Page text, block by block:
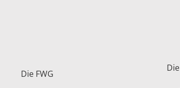
Die FWG